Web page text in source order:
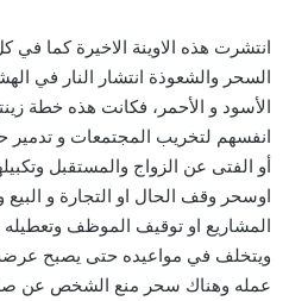
انتشرت هذه الاوينة الاخيرة كما
السحر والشعوذة انتشار النار في
الأسود و الأحمر، فكانت هذه خطة
انفسهم لتخريب المجتمعات و تدمير
أو الفتى عن الزواج والمستقبل
اوسحر وقف الحال او التجارة و
المشاريع او توقيف الموظف
ويتخلف في مواعيده حتى يصبح
عمله وهناك سحر منع الشخص عن